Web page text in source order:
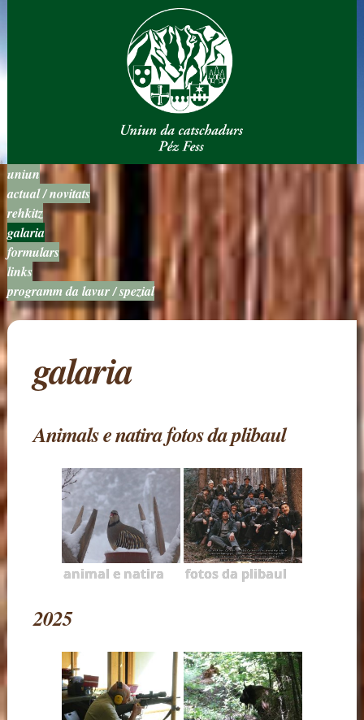
uniun
actual / novitats
rehkitz
galaria
formulars
links
programm da lavur / spezial
galaria
Animals e natira fotos da plibaul
animal e natira fotos da plibaul
2025